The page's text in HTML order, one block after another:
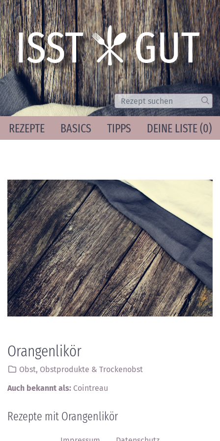
Suche Los
REZEPTE BASICS TIPPS DEINE LISTE (0)
Orangenlikör
Obst, Obstprodukte & Trockenobst
Auch bekannt als: Cointreau
Rezepte mit Orangenlikör